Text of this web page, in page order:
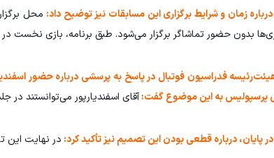
زمان و شرایط برگزاری این مسابقات نیز توضیح داد: محل
بدون حضور تماشاگر برگزار می‌شود. طبق برنامه، بازی نخست در تاریخ پنجم
فدراسیون فوتبال در پاسخ به پرسشی درباره حضور
پرسپولیس به این موضوع گفت:آقای اسفندیارپور می‌توانستند در
پایان، درباره قطعی بودن این تصمیم نیز تأکید کرد: در نهایت این